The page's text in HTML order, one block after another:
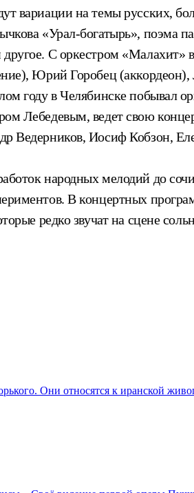
на темы русских,
«Урал-богатырь»,
С оркестром «Малахит»
Юрий Горобец
году в Челябинске побывал
Лебедевым, ведет свою
Иосиф Кобзон,
народных мелодий до
В концертных
редко звучат на сцене
Они относятся к иранской